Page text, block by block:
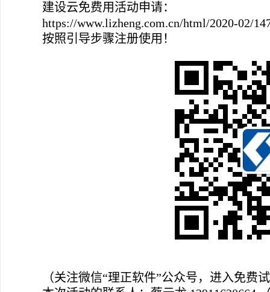
建设云免费用活动申请：
https://www.lizheng.com.cn/html/2020-02/
按照引导步骤注册使用！
（关注微信“理正软件”公众号，进入免费